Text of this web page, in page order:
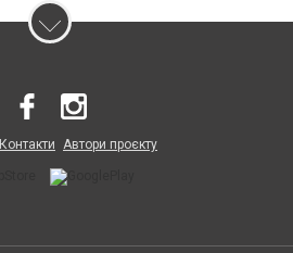
Контакти Автори проєкту